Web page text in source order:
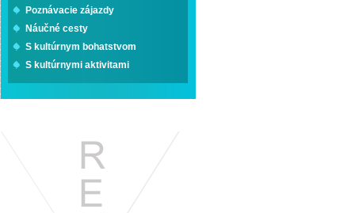
Poznávacie zájazdy
Náučné cesty
S kultúrnym bohatstvom
S kultúrnymi aktivitami